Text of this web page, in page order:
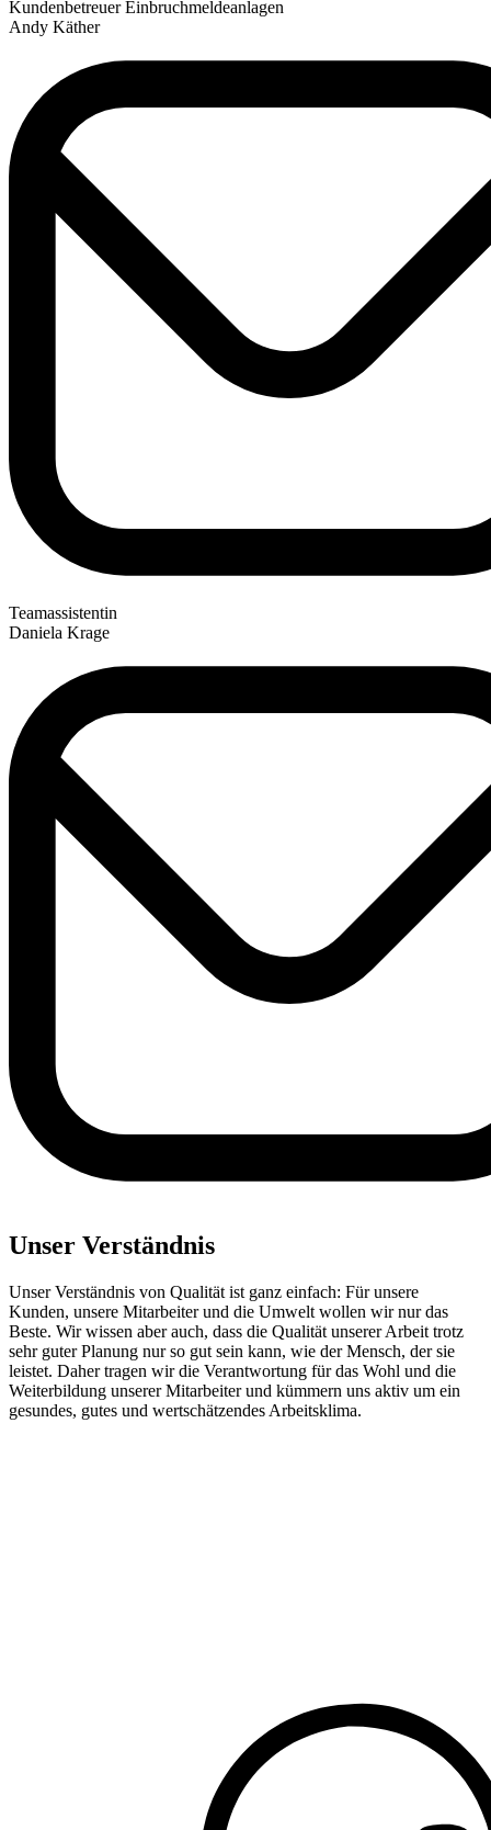
Kundenbetreuer Einbruchmeldeanlagen
Andy Käther
Teamassistentin
Daniela Krage
Unser Verständnis
Unser Verständnis von Qualität ist ganz einfach: Für unsere
Kunden, unsere Mitarbeiter und die Umwelt wollen wir nur das
Beste. Wir wissen aber auch, dass die Qualität unserer Arbeit trotz
sehr guter Planung nur so gut sein kann, wie der Mensch, der sie
leistet. Daher tragen wir die Verantwortung für das Wohl und die
Weiterbildung unserer Mitarbeiter und kümmern uns aktiv um ein
gesundes, gutes und wertschätzendes Arbeitsklima.